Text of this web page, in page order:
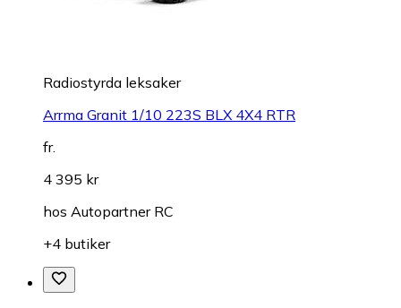
Radiostyrda leksaker
Arrma Granit 1/10 223S BLX 4X4 RTR
fr.
4 395 kr
hos Autopartner RC
+4 butiker